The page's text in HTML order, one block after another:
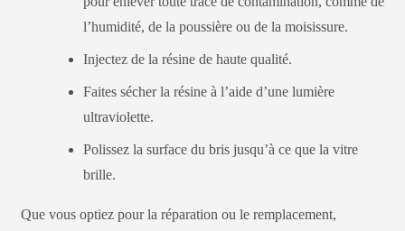
l’humidité, de la poussière ou de la moisissure.
Injectez de la résine de haute qualité.
Faites sécher la résine à l’aide d’une lumière
ultraviolette.
Polissez la surface du bris jusqu’à ce que la vitre
brille.
Que vous optiez pour la réparation ou le remplacement,